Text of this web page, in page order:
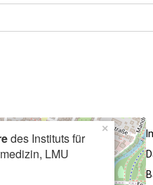
des Instituts für
LMU
×